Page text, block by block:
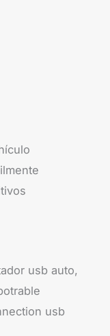
usb auto,
usb